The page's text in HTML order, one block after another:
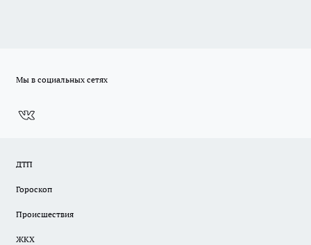
Мы в социальных сетях
ДТП
Гороскоп
Происшествия
ЖКХ